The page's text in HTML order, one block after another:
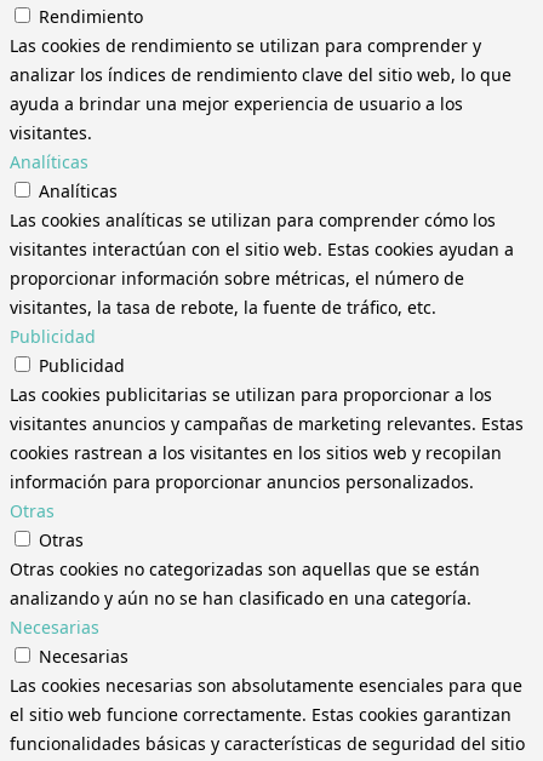
Rendimiento
Las cookies de rendimiento se utilizan para comprender y
analizar los índices de rendimiento clave del sitio web, lo que
ayuda a brindar una mejor experiencia de usuario a los
visitantes.
Analíticas
Analíticas
Las cookies analíticas se utilizan para comprender cómo los
visitantes interactúan con el sitio web. Estas cookies ayudan a
proporcionar información sobre métricas, el número de
visitantes, la tasa de rebote, la fuente de tráfico, etc.
Publicidad
Publicidad
Las cookies publicitarias se utilizan para proporcionar a los
visitantes anuncios y campañas de marketing relevantes. Estas
cookies rastrean a los visitantes en los sitios web y recopilan
información para proporcionar anuncios personalizados.
Otras
Otras
Otras cookies no categorizadas son aquellas que se están
analizando y aún no se han clasificado en una categoría.
Necesarias
Necesarias
Las cookies necesarias son absolutamente esenciales para que
el sitio web funcione correctamente. Estas cookies garantizan
funcionalidades básicas y características de seguridad del sitio